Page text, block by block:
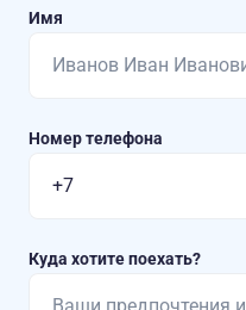
Имя
Номер телефона
Куда хотите поехать?